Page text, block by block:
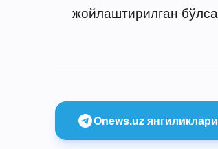
жойлаштирилган
Onews.uz